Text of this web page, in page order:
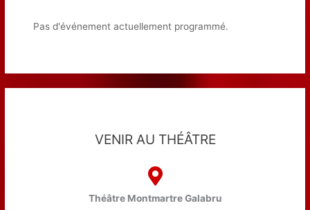
Pas d'événement actuellement programmé.
VENIR AU THÉÂTRE
Théâtre Montmartre Galabru